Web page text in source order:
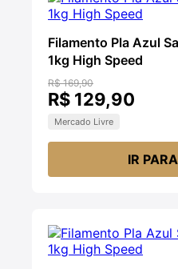
Filamento Pla Azul
1kg High Speed
R$ 169,90
R$ 129,90
Mercado Livre
IR